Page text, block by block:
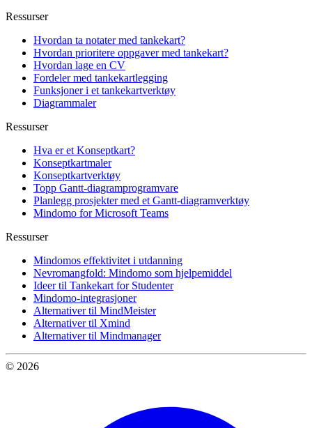
Ressurser
Hvordan ta notater med tankekart?
Hvordan prioritere oppgaver med tankekart?
Hvordan lage en CV
Fordeler med tankekartlegging
Funksjoner i et tankekartverktøy
Diagrammaler
Ressurser
Hva er et Konseptkart?
Konseptkartmaler
Konseptkartverktøy
Topp Gantt-diagramprogramvare
Planlegg prosjekter med et Gantt-diagramverktøy
Mindomo for Microsoft Teams
Ressurser
Mindomos effektivitet i utdanning
Nevromangfold: Mindomo som hjelpemiddel
Ideer til Tankekart for Studenter
Mindomo-integrasjoner
Alternativer til MindMeister
Alternativer til Xmind
Alternativer til Mindmanager
© 2026